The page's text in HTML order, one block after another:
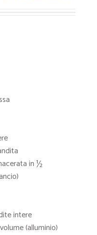
in ½
intere
(alluminio)